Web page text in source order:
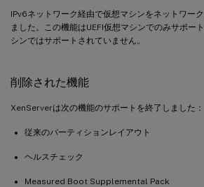
IPv6ネットワーク経由で仮想マシンをネットワー
ました。この機能はUEFI仮想マシンでのみサポー
シンではサポートされていません。
削除された機能
XenServerは次の機能のサポートを終了しました：
従来のパーティションレイアウト
ヘルスチェック
Measured Boot Supplemental Pack